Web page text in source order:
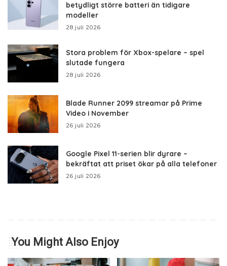
betydligt större batteri än tidigare
modeller
28 juli 2026
Stora problem för Xbox-spelare – spel
slutade fungera
28 juli 2026
Blade Runner 2099 streamar på Prime
Video i November
26 juli 2026
Google Pixel 11-serien blir dyrare –
bekräftat att priset ökar på alla telefoner
26 juli 2026
You Might Also Enjoy